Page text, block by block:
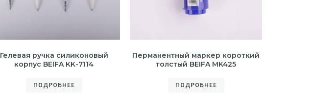
Гелевая ручка силиконовый
корпус BEIFA KK-7114
ПОДРОБНЕЕ
Перманентный маркер короткий
толстый BEIFA MK425
ПОДРОБНЕЕ